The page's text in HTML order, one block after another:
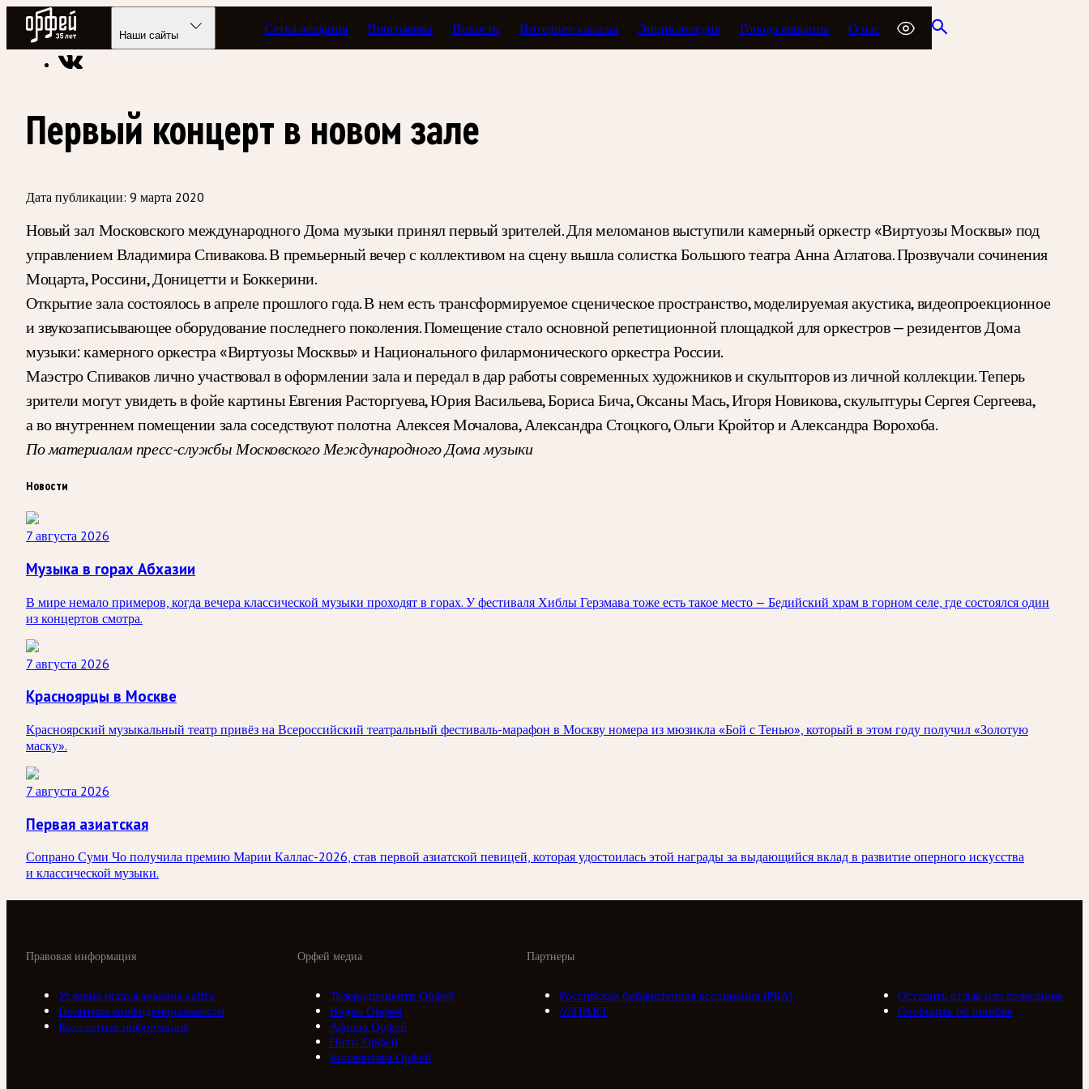
Радио Орфей
Наши сайты Сетка вещания Программы Новости Интернет-каналы Энциклопедия Города вещания О нас
Радио классической музыки «Орфей» Новости
Первый концерт в новом зале
Дата публикации: 9 марта 2020
Новый зал Московского международного Дома музыки принял первый зрителей. Для меломанов выступили камерный оркестр «Виртуозы Москвы» под
управлением Владимира Спивакова. В премьерный вечер с коллективом на сцену вышла солистка Большого театра Анна Аглатова. Прозвучали сочинения
Моцарта, Россини, Доницетти и Боккерини.
Открытие зала состоялось в апреле прошлого года. В нем есть трансформируемое сценическое пространство, моделируемая акустика, видеопроекционное
и звукозаписывающее оборудование последнего поколения. Помещение стало основной репетиционной площадкой для оркестров — резидентов Дома
музыки: камерного оркестра «Виртуозы Москвы» и Национального филармонического оркестра России.
Маэстро Спиваков лично участвовал в оформлении зала и передал в дар работы современных художников и скульпторов из личной коллекции. Теперь
зрители могут увидеть в фойе картины Евгения Расторгуева, Юрия Васильева, Бориса Бича, Оксаны Мась, Игоря Новикова, скульптуры Сергея Сергеева,
а во внутреннем помещении зала соседствуют полотна Алексея Мочалова, Александра Стоцкого, Ольги Кройтор и Александра Ворохоба.
По материалам пресс-службы Московского Международного Дома музыки
Новости
7 августа 2026
Музыка в горах Абхазии
В мире немало примеров, когда вечера классической музыки проходят в горах. У фестиваля Хиблы Герзмава тоже есть такое место — Бедийский храм в горном селе, где состоялся один
из концертов смотра.
7 августа 2026
Красноярцы в Москве
Красноярский музыкальный театр привёз на Всероссийский театральный фестиваль-марафон в Москву номера из мюзикла «Бой с Тенью», который в этом году получил «Золотую
маску».
7 августа 2026
Первая азиатская
Сопрано Суми Чо получила премию Марии Каллас-2026, став первой азиатской певицей, которая удостоилась этой награды за выдающийся вклад в развитие оперного искусства
и классической музыки.
Орфей медиа
Телерадиоцентр Орфей
Видео Орфей
Афиша Орфей
Ноты Орфей
Коллективы Орфей
Партнеры
Российская библиотечная ассоциация (РБА)
///ТРАКТ
Правовая информация
Условия использования сайта
Политика конфиденциальности
Контактная информация
Оставить отзыв или пожелание
Сообщить об ошибке